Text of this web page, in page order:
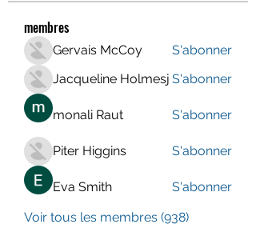
membres
Gervais McCoy
S'abonner
Jacqueline Holmesj S'abonner
monali Raut S'abonner
Piter Higgins S'abonner
Eva Smith
S'abonner
Voir tous les membres (938)